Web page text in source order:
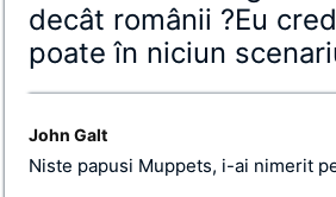
decât românii ?Eu
poate în niciun
John Galt
Niste papusi Muppets, i-ai nimerit